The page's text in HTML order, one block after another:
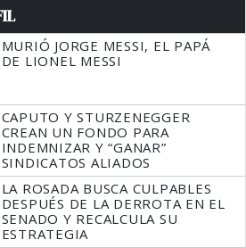
MURIÓ JORGE MESSI, EL PAPÁ
DE LIONEL MESSI
CAPUTO Y STURZENEGGER
CREAN UN FONDO PARA
INDEMNIZAR Y “GANAR”
SINDICATOS ALIADOS
LA ROSADA BUSCA CULPABLES
DESPUÉS DE LA DERROTA EN EL
SENADO Y RECALCULA SU
ESTRATEGIA